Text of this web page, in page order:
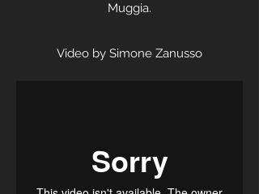
Muggia.
Video by Simone Zanusso